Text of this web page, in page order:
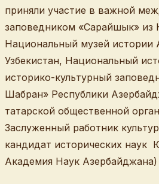
приняли участие в важной
заповедником «Сарайшык» из
Национальный музей истории
Узбекистан, Национальный
историко-культурный
Шабран» Республики
татарской общественной
Заслуженный работник
кандидат исторических
Академия Наук